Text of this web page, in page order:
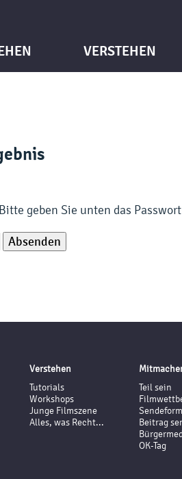
VERSTEHEN
geben Sie unten das
Verstehen
Tutorials
Workshops
Junge Filmszene
Alles, was Recht...
Teil sein
Beitrag
OK-Tag